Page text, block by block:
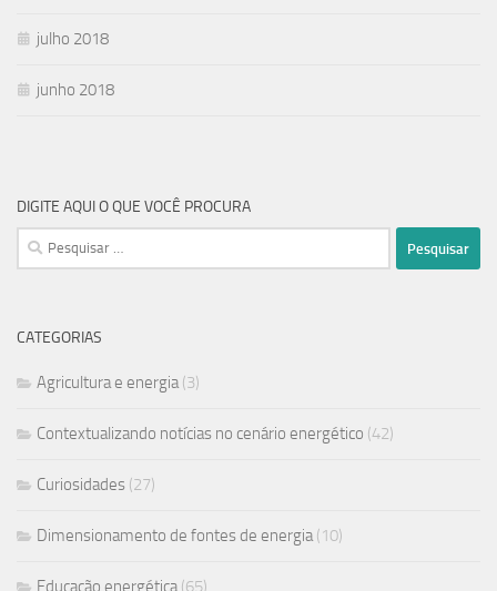
julho 2018
junho 2018
DIGITE AQUI O QUE VOCÊ PROCURA
CATEGORIAS
Agricultura e energia(3)
Contextualizando notícias no cenário energético (42)
Curiosidades (27)
Dimensionamento de fontes de energia(10)
Educação energética (65)